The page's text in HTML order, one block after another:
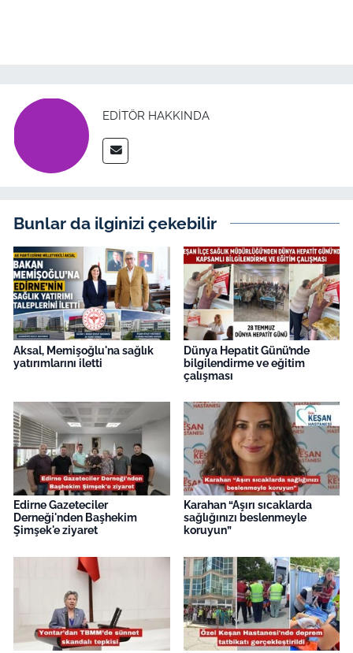
EDITÖR HAKKINDA
Bunlar da ilginizi çekebilir
Aksal, Memişoğlu'na sağlık
yatırımlarını iletti
Dünya Hepatit Günü’nde
bilgilendirme ve eğitim
çalışması
Edirne Gazeteciler
Derneği'nden Başhekim
Şimşek'e ziyaret
Karahan “Aşırı sıcaklarda
sağlığınızı beslenmeyle
koruyun”